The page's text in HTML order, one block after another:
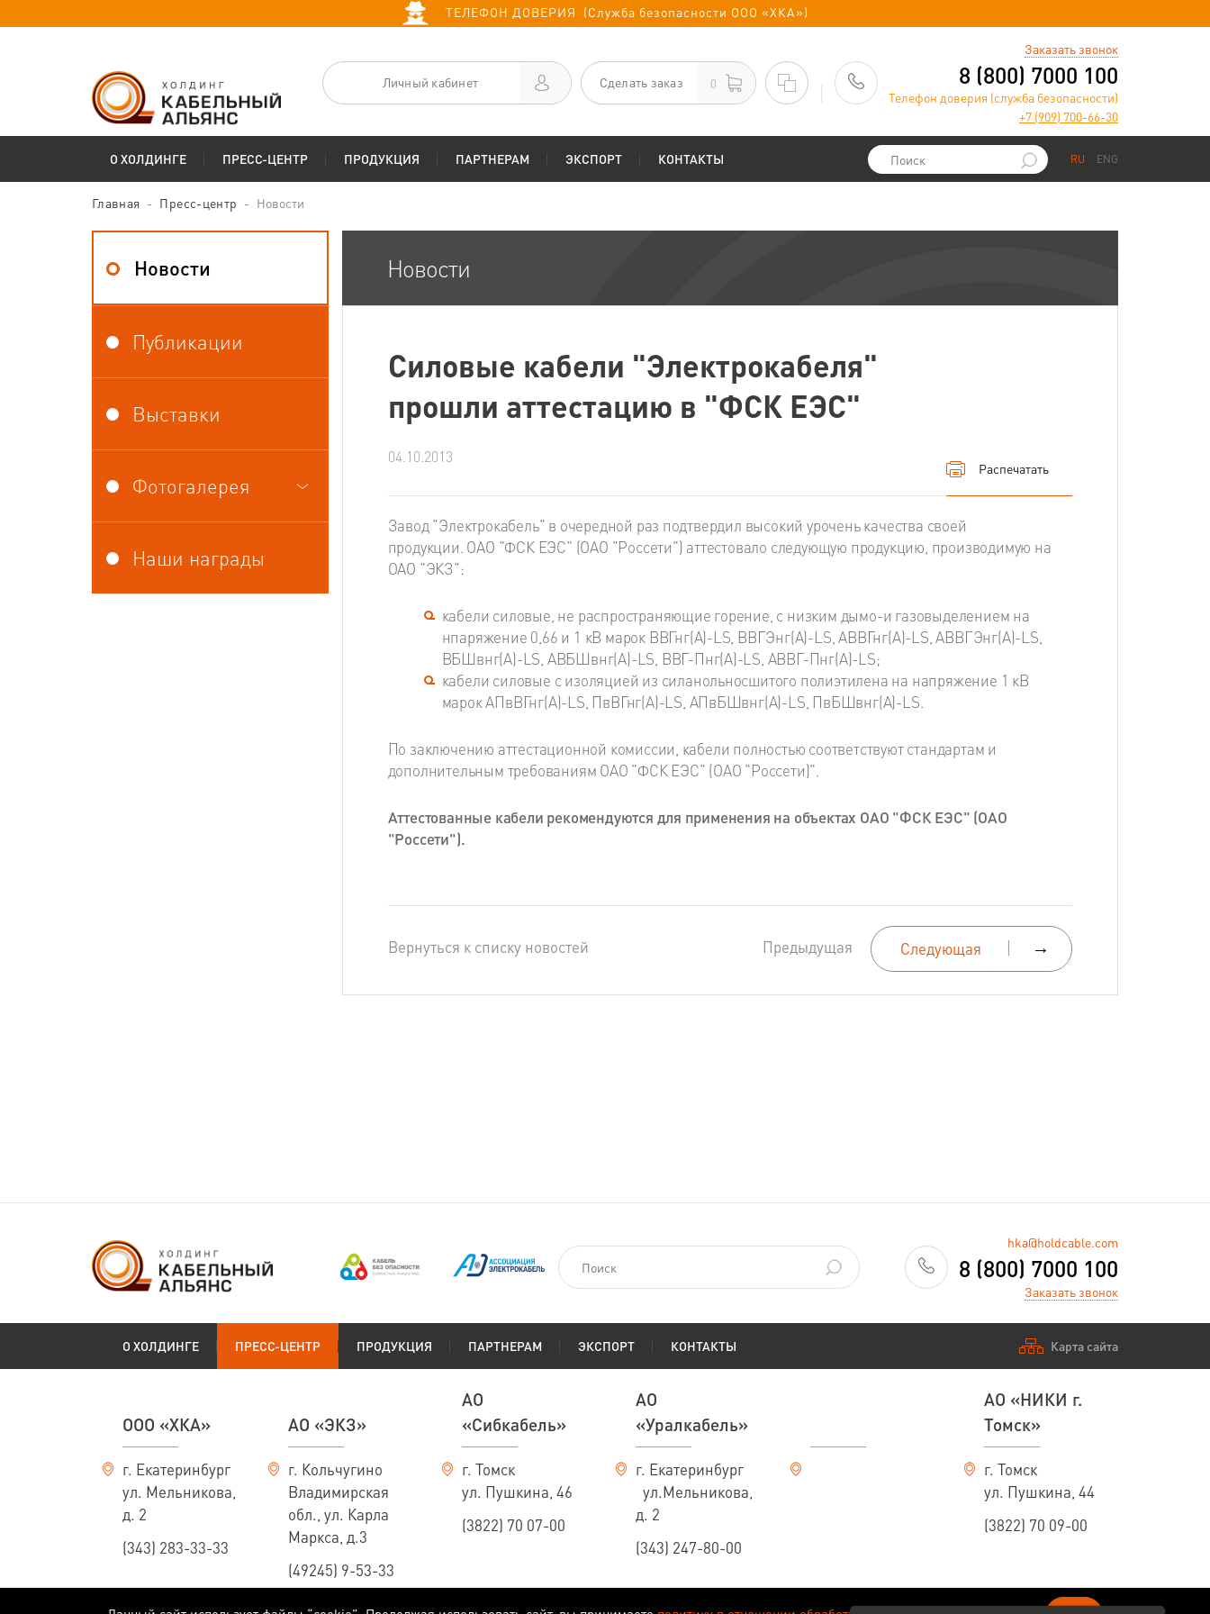
ТЕЛЕФОН ДОВЕРИЯ (Служба безопасности ООО «ХКА»)
Личный кабинет Сделать заказ 0
Заказать звонок
8 (800) 7000 100
Телефон доверия (служба безопасности)
+7 (909) 700-66-30
О ХОЛДИНГЕ ПРЕСС-ЦЕНТР ПРОДУКЦИЯ ПАРТНЕРАМ ЭКСПОРТ КОНТАКТЫ RU ENG
Главная Пресс-центр Новости
Новости
Публикации
Выставки
Фотогалерея
Наши награды
Новости
Силовые кабели "Электрокабеля"
прошли аттестацию в "ФСК ЕЭС"
04.10.2013
Распечатать
Завод "Электрокабель" в очередной раз подтвердил высокий урочень качества своей
продукции. ОАО "ФСК ЕЭС" (ОАО "Россети") аттестовало следующую продукцию, производимую на
ОАО "ЭКЗ":
кабели силовые, не распространяющие горение, с низким дымо-и газовыделением на
нпаряжение 0,66 и 1 кВ марок ВВГнг(А)-LS, ВВГЭнг(А)-LS, АВВГнг(А)-LS, АВВГЭнг(А)-LS,
ВБШвнг(А)-LS, АВБШвнг(А)-LS, ВВГ-Пнг(А)-LS, АВВГ-Пнг(А)-LS;
кабели силовые с изоляцией из силанольносшитого полиэтилена на напряжение 1 кВ
марок АПвВГнг(А)-LS, ПвВГнг(А)-LS, АПвБШвнг(А)-LS, ПвБШвнг(А)-LS.
По заключению аттестационной комиссии, кабели полностью соответствуют стандартам и
дополнительным требованиям ОАО "ФСК ЕЭС" (ОАО "Россети)".
Аттестованные кабели рекомендуются для применения на объектах ОАО "ФСК ЕЭС" (ОАО
"Россети").
Следующая →
Предыдущая
Вернуться к списку новостей
hka@holdcable.com
8 (800) 7000 100
Заказать звонок
О ХОЛДИНГЕ ПРЕСС-ЦЕНТР ПРОДУКЦИЯ ПАРТНЕРАМ ЭКСПОРТ КОНТАКТЫ Карта сайта
ООО «ХКА»
г. Екатеринбург
ул. Мельникова,
д. 2
(343) 283-33-33
АО «ЭКЗ»
г. Кольчугино
Владимирская
обл., ул. Карла
Маркса, д.3
(49245) 9-53-33
АО
«Сибкабель»
г. Томск
ул. Пушкина, 46
(3822) 70 07-00
АО
«Уралкабель»
г. Екатеринбург
ул.Мельникова,
д. 2
(343) 247-80-00
АО «НИКИ г.
Томск»
г. Томск
ул. Пушкина, 44
(3822) 70 09-00